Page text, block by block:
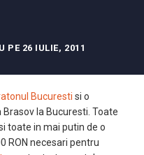
PE 26 IULIE, 2011
Bucuresti si o
la Bucuresti. Toate
toate in mai putin de o
RON necesari pentru